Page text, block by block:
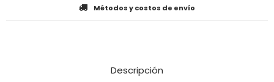
Métodos y costos de envío
Descripción